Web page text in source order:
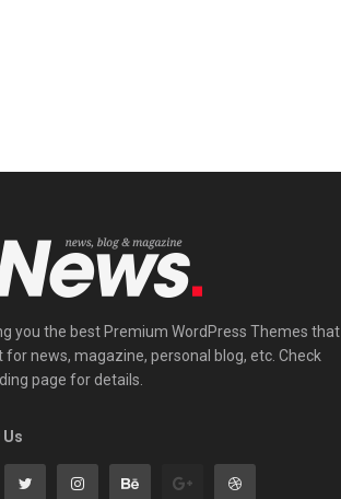
you the best Premium WordPress Themes that
news, magazine, personal blog, etc. Check
page for details.
Us